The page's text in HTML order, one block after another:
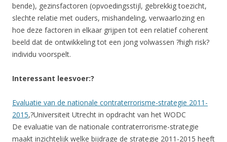
bende), gezinsfactoren (opvoedingsstijl, gebrekkig toezicht,
slechte relatie met ouders, mishandeling, verwaarlozing en
hoe deze factoren in elkaar grijpen tot een relatief coherent
beeld dat de ontwikkeling tot een jong volwassen ?high risk?
individu voorspelt.
Interessant leesvoer:?
Evaluatie van de nationale contraterrorisme-strategie 2011-
2015,?Universiteit Utrecht in opdracht van het WODC
De evaluatie van de nationale contraterrorisme-strategie
maakt inzichtelijk welke bijdrage de strategie 2011-2015 heeft